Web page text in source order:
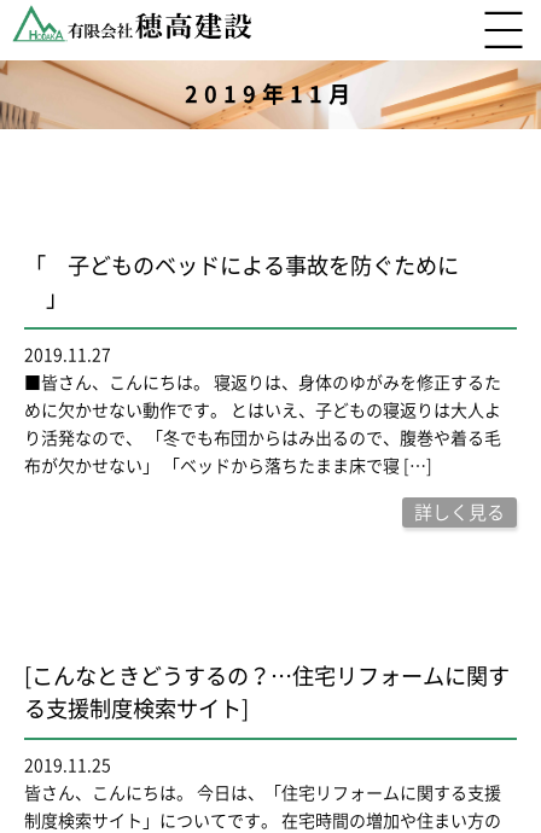
2019年11月
「 子どものベッドによる事故を防ぐために
」
2019.11.27
■皆さん、こんにちは。 寝返りは、身体のゆがみを修正するた
めに欠かせない動作です。 とはいえ、子どもの寝返りは大人よ
り活発なので、 「冬でも布団からはみ出るので、腹巻や着る毛
布が欠かせない」 「ベッドから落ちたまま床で寝 […]
詳しく見る
[こんなときどうするの？…住宅リフォームに関す
る支援制度検索サイト]
2019.11.25
皆さん、こんにちは。 今日は、「住宅リフォームに関する支援
制度検索サイト」についてです。 在宅時間の増加や住まい方の